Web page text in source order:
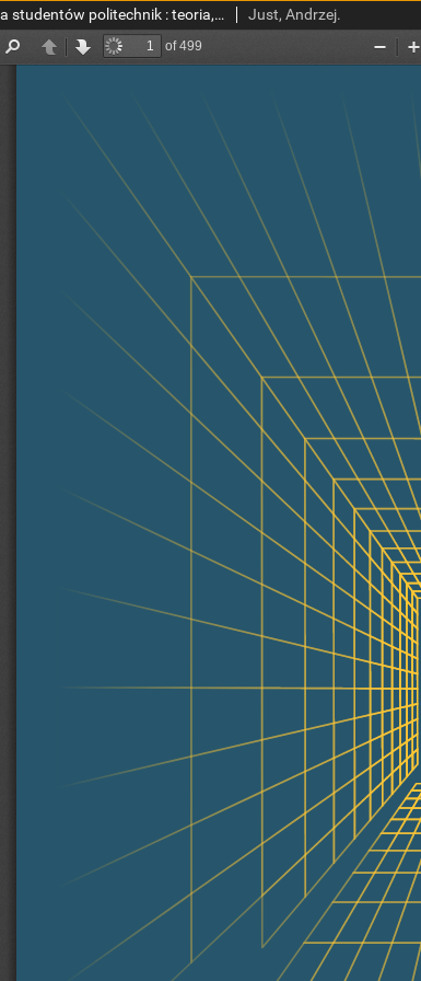
Matematyka dla studentów politechnik : teoria, przykłady, zadania z wykorzystaniem pakietów matematycznych Just, Andrzej.